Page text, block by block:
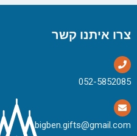
צרו איתנו קשר
bigben.gifts@gmail.com